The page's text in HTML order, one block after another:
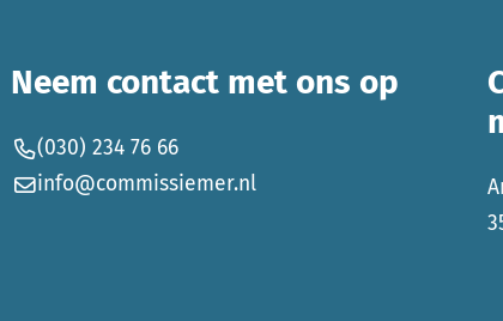
Neem contact met ons op
(030) 234 76 66
info@commissiemer.nl